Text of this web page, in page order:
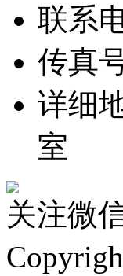
联系
传真
详细
室
关注微